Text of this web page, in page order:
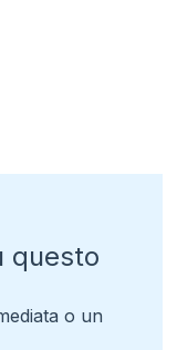
questo
o un